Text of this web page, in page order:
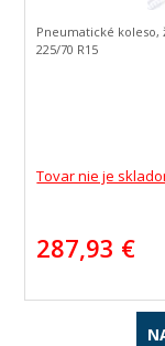
Tovar nie je
287,93 €
Pneumatické koleso,
225/70 R15